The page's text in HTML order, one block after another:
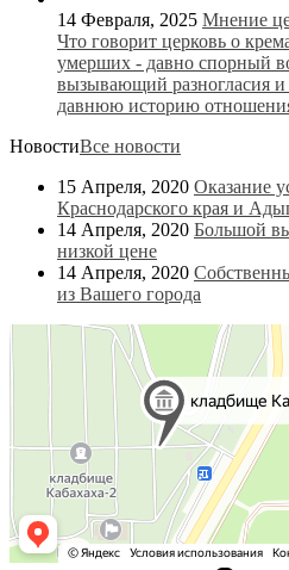
14 Февраля, 2025 Мнение
Что говорит церковь о
умерших - давно спорный
вызывающий разногласия
давнюю историю
НовостиВсе новости
15 Апреля, 2020 Оказание
Краснодарского края и
14 Апреля, 2020 Большой
низкой цене
14 Апреля, 2020
из Вашего города